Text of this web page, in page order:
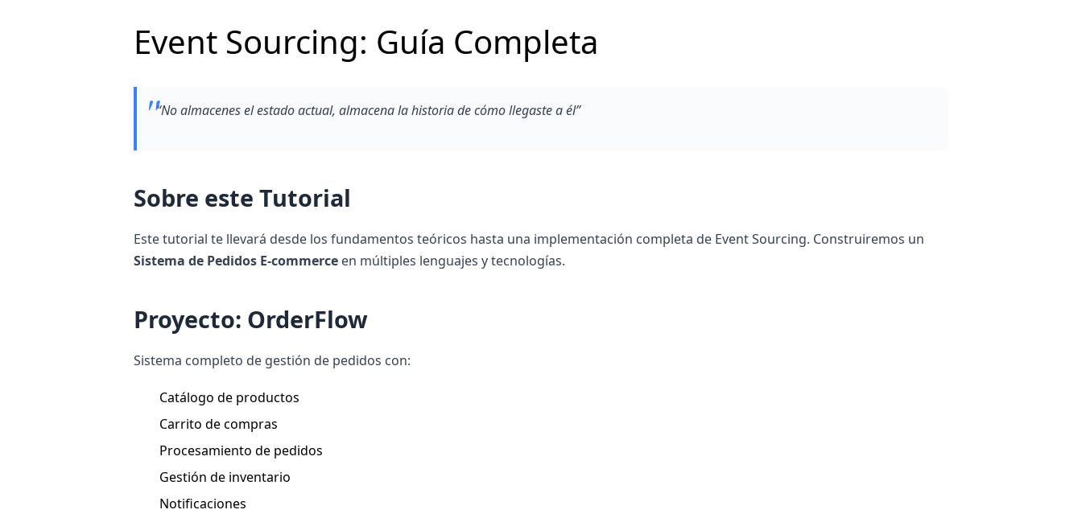
Event Sourcing: Guía Completa
“No almacenes el estado actual, almacena la historia de cómo llegaste a él”
Sobre este Tutorial
Este tutorial te llevará desde los fundamentos teóricos hasta una implementación completa de Event Sourcing. Construiremos un
Sistema de Pedidos E-commerce en múltiples lenguajes y tecnologías.
Proyecto: OrderFlow
Sistema completo de gestión de pedidos con:
Catálogo de productos
Carrito de compras
Procesamiento de pedidos
Gestión de inventario
Notificaciones